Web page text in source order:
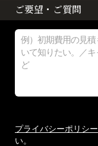
ご要望・ご質問
プライバシーポリシー
い。